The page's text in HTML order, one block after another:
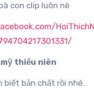
con clip luôn nè
thiếu niên
biết bản chất rồi nhé.